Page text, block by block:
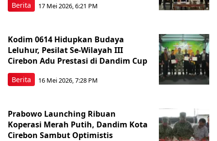
Berita 17 Mei 2026, 6:21 PM
Berita
Kodim 0614 Hidupkan Budaya
Leluhur, Pesilat Se-Wilayah III
Cirebon Adu Prestasi di Dandim Cup
16 Mei 2026, 7:28 PM
Prabowo Launching Ribuan
Koperasi Merah Putih, Dandim Kota
Cirebon Sambut Optimistis